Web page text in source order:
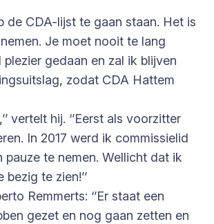
de CDA-lijst te gaan staan. Het is
Je moet nooit te lang
gedaan en zal ik blijven
zodat CDA Hattem
vertelt hij. ‘’Eerst als voorzitter
In 2017 werd ik commissielid
te nemen. Wellicht dat ik
te zien!’’
Remmerts: ‘’Er staat een
gezet en nog gaan zetten en